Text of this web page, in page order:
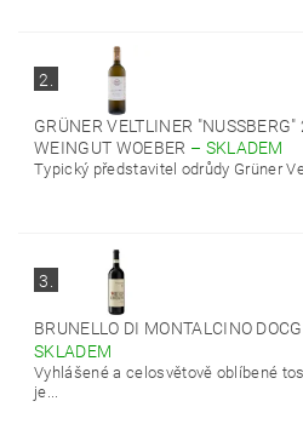
2.
GRÜNER VELTLINER
WEINGUT WOEBER – SKLADEM
Typický představitel odrůdy Grüner
3.
BRUNELLO DI MONTALCINO
SKLADEM
Vyhlášené a celosvětově oblíbené
je...